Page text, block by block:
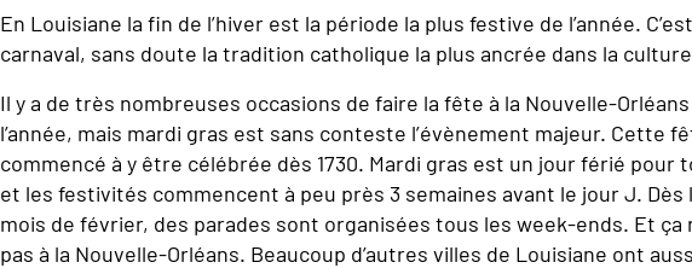
En Louisiane la fin de l’hiver est la période la plus festive de l’année.
carnaval, sans doute la tradition catholique la plus ancrée dans la
Il y a de très nombreuses occasions de faire la fête à la Nouvelle-
l’année, mais mardi gras est sans conteste l’évènement majeur. Cette
commencé à y être célébrée dès 1730. Mardi gras est un jour férié pour
et les festivités commencent à peu près 3 semaines avant le jour J. Dès
mois de février, des parades sont organisées tous les week-ends. Et ça
pas à la Nouvelle-Orléans. Beaucoup d’autres villes de Louisiane ont